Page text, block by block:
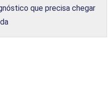
que precisa chegar